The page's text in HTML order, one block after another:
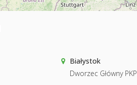
Białystok
Dworzec Główny PKP